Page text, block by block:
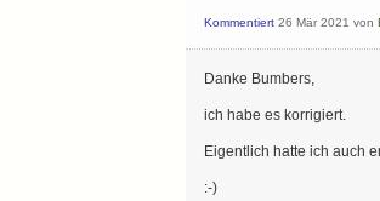
Kommentiert 26 Mär 2021 von
Danke Bumbers,
ich habe es korrigiert.
Eigentlich hatte ich auch
:-)